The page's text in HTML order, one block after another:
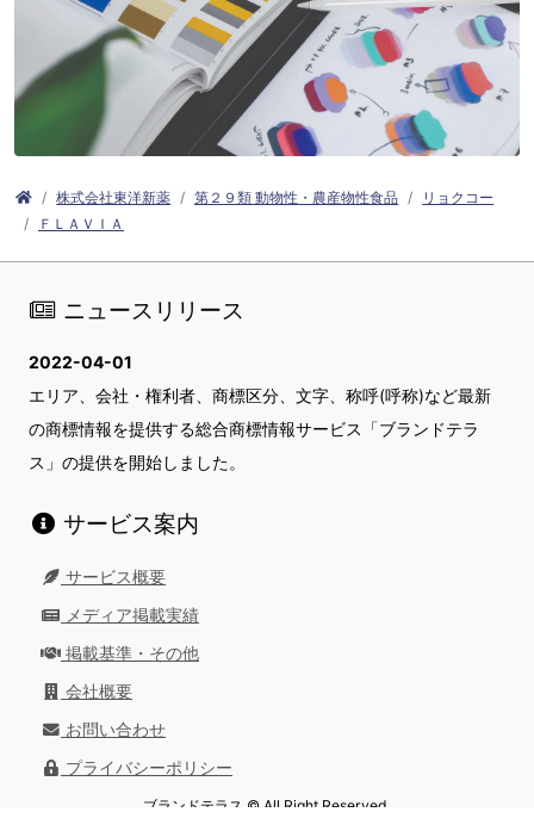
株式会社東洋新薬 第２９類 動物性・農産物性食品
リョクコー
ＦＬＡＶＩＡ
ニュースリリース
2022-04-01
エリア、会社・権利者、商標区分、文字、称呼(呼称)など最新
の商標情報を提供する総合商標情報サービス「ブランドテラ
ス」の提供を開始しました。
サービス案内
サービス概要
メディア掲載実績
掲載基準・その他
会社概要
お問い合わせ
プライバシーポリシー
ブランドテラス © All Right Reserved.